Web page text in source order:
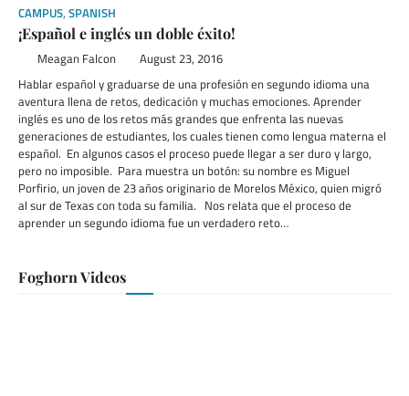
CAMPUS, SPANISH
¡Español e inglés un doble éxito!
Meagan Falcon August 23, 2016
Hablar español y graduarse de una profesión en segundo idioma una
aventura llena de retos, dedicación y muchas emociones. Aprender
inglés es uno de los retos más grandes que enfrenta las nuevas
generaciones de estudiantes, los cuales tienen como lengua materna el
español. En algunos casos el proceso puede llegar a ser duro y largo,
pero no imposible. Para muestra un botón: su nombre es Miguel
Porfirio, un joven de 23 años originario de Morelos México, quien migró
al sur de Texas con toda su familia. Nos relata que el proceso de
aprender un segundo idioma fue un verdadero reto…
Foghorn Videos